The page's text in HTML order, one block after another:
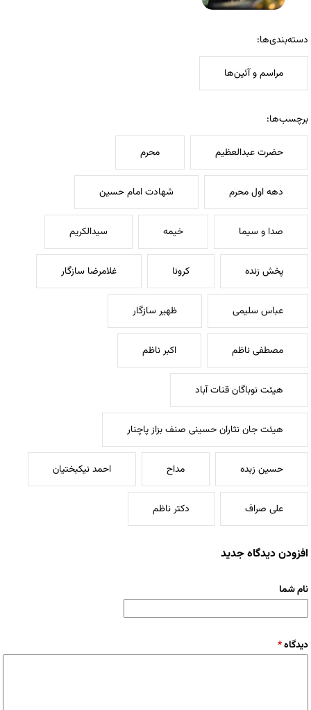
دسته‌بندی‌ها:
مراسم و آئین‌ها
برچسب‌ها:
حضرت عبدالعظیم محرم
دهه اول محرم شهادت امام حسین
صدا و سیما خیمه سیدالکریم
پخش زنده کرونا غلامرضا سازگار
عباس سليمى ظهیر سازگار
مصطفی ناظم اکبر ناظم
هیئت نوباگان قنات آباد
هیئت جان نثاران حسینی صنف بزاز پاچنار
حسین زبده مداح احمد نیکبختیان
علی صراف دکتر ناظم
افزودن دیدگاه جدید
نام شما
دیدگاه*